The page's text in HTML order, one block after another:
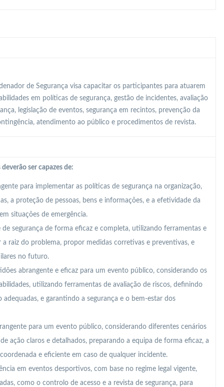
de Segurança visa capacitar os participantes para atuarem
em políticas de segurança, gestão de incidentes, avaliação
legislação de eventos, segurança em recintos, prevenção da
atendimento ao público e procedimentos de revista.
ser capazes de:
para implementar as políticas de segurança na organização,
a proteção de pessoas, bens e informações, e a efetividade da
situações de emergência.
segurança de forma eficaz e completa, utilizando ferramentas e
raiz do problema, propor medidas corretivas e preventivas, e
no futuro.
abrangente e eficaz para um evento público, considerando os
utilizando ferramentas de avaliação de riscos, definindo
e garantindo a segurança e o bem-estar dos
para um evento público, considerando diferentes cenários
ação claros e detalhados, preparando a equipa de forma eficaz, a
e eficiente em caso de qualquer incidente.
em eventos desportivos, com base no regime legal vigente,
como o controlo de acesso e a revista de segurança, para